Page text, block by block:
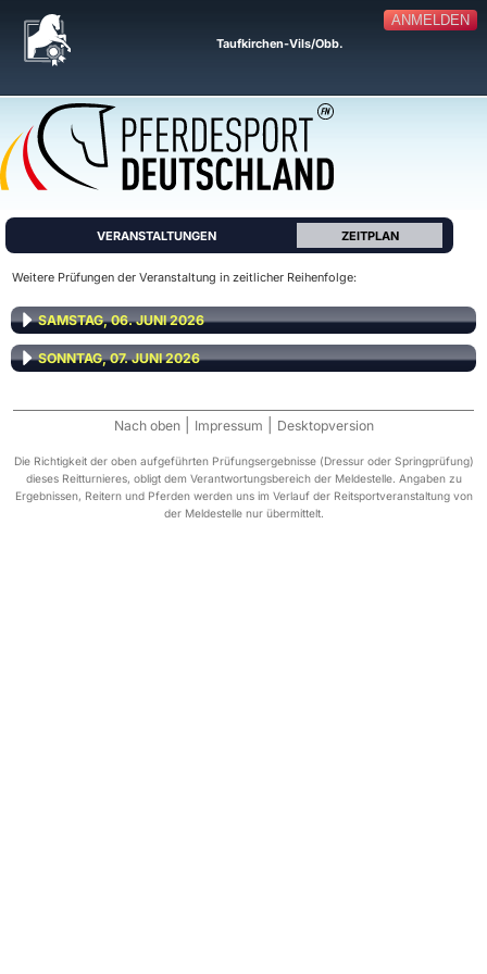
ANMELDEN
Taufkirchen-Vils/Obb.
VERANSTALTUNGEN ZEITPLAN
Weitere Prüfungen der Veranstaltung in zeitlicher Reihenfolge:
SAMSTAG, 06. JUNI 2026
SONNTAG, 07. JUNI 2026
Nach oben Impressum Desktopversion
Die Richtigkeit der oben aufgeführten Prüfungsergebnisse (Dressur oder Springprüfung)
dieses Reitturnieres, obligt dem Verantwortungsbereich der Meldestelle. Angaben zu
Ergebnissen, Reitern und Pferden werden uns im Verlauf der Reitsportveranstaltung von
der Meldestelle nur übermittelt.